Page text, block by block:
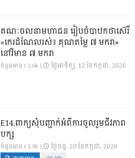
គណៈចលនាមហាជន រៀបចំបាឋកថាស៊េរី
«កេរដំណែលរស់៖ គុណតម្លៃ ៧ មករា»
នៅវិមាន ៧ មករា
ចំនួនអាន ( 2.6k ) ថ្ងៃ​អាទិត្យ, 12 ខែ​កក្កដា, 2026
E14.ពាក្យសុំបញ្ជាក់អំពីការចូលរួមជីវភាព
បក្ស
ចំនួនអាន ( 1.9k ) ថ្ងៃ​ចន្ទ, 20 ខែ​កក្កដា, 2026